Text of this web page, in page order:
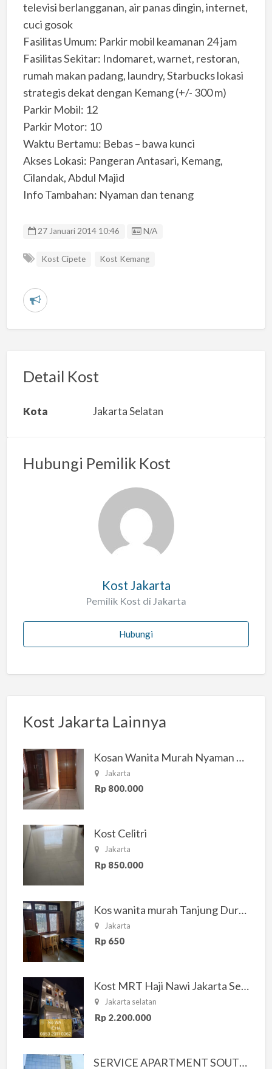
televisi berlangganan, air panas dingin, internet,
cuci gosok
Fasilitas Umum: Parkir mobil keamanan 24 jam
Fasilitas Sekitar: Indomaret, warnet, restoran,
rumah makan padang, laundry, Starbucks lokasi
strategis dekat dengan Kemang (+/- 300 m)
Parkir Mobil: 12
Parkir Motor: 10
Waktu Bertamu: Bebas – bawa kunci
Akses Lokasi: Pangeran Antasari, Kemang,
Cilandak, Abdul Majid
Info Tambahan: Nyaman dan tenang
27 Januari 2014 10:46 Listing ID
N/A
Kost Cipete Kost Kemang
L
r
a
s
Detail Kost
Kota Jakarta Selatan
Hubungi Pemilik Kost
Kost Jakarta
Pemilik Kost di Jakarta
Hubungi
Kost Jakarta Lainnya
Kosan Wanita Murah Nyaman di Jakarta Selatan
Jakarta
Rp 800.000
Kost Celitri
Jakarta
Rp 850.000
Kos wanita murah Tanjung Duren Jakarta Barat
Jakarta
Rp 650
Kost MRT Haji Nawi Jakarta Selatan
Jakarta selatan
Rp 2.200.000
SERVICE APARTMENT SOUTH RESIDENCE